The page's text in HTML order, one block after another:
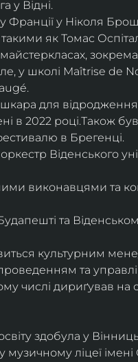
у Відні.
у Ніколя
як Томас
у школі Maîtrise de
для відродження
в 2022 році.Також
в Брегенці.
Віденського
виконавцями та
та
культурним
та
числі дириґував на
здобула у
ліцеї імені